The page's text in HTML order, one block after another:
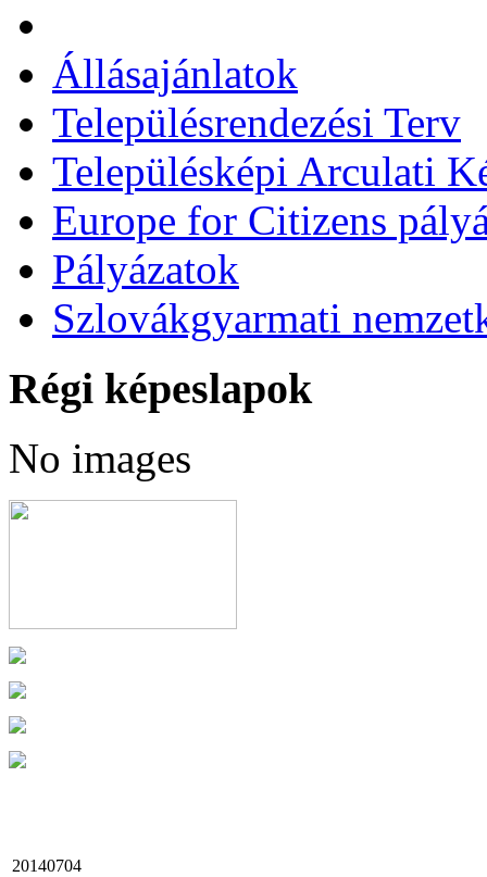
Állásajánlatok
Településrendezési Terv
Településképi Arculati
Europe for Citizens
Pályázatok
Szlovákgyarmati
Régi képeslapok
No images
20140704